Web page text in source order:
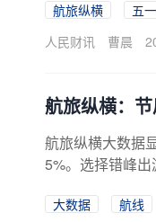
航旅纵横 五
人民财讯
曹晨
航旅纵横：
航旅纵横大数据
5%。选择错峰
大数据 航线